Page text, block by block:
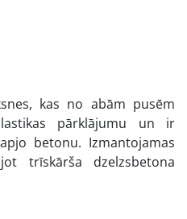
kas no abām pusēm
pārklājumu un ir
betonu. Izmantojamas
trīskārša dzelzsbetona